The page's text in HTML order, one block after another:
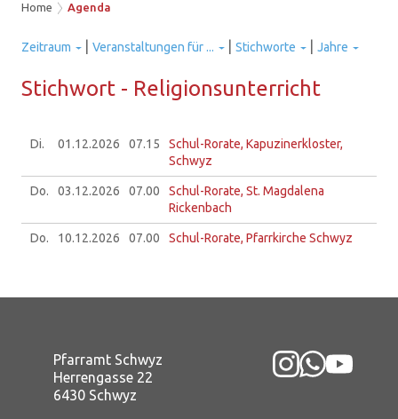
Home Agenda
Zeitraum Veranstaltungen für ... Stichworte Jahre
Stich­wort - Re­li­gi­ons­un­ter­richt
Di. 01.12.2026 07.15
Schul-Rorate, Kapuzinerkloster,
Schwyz
Do. 03.12.2026 07.00
Schul-Rorate, St. Magdalena
Rickenbach
Do. 10.12.2026 07.00 Schul-Rorate, Pfarrkirche Schwyz
Pfarramt Schwyz
Herrengasse 22
6430 Schwyz